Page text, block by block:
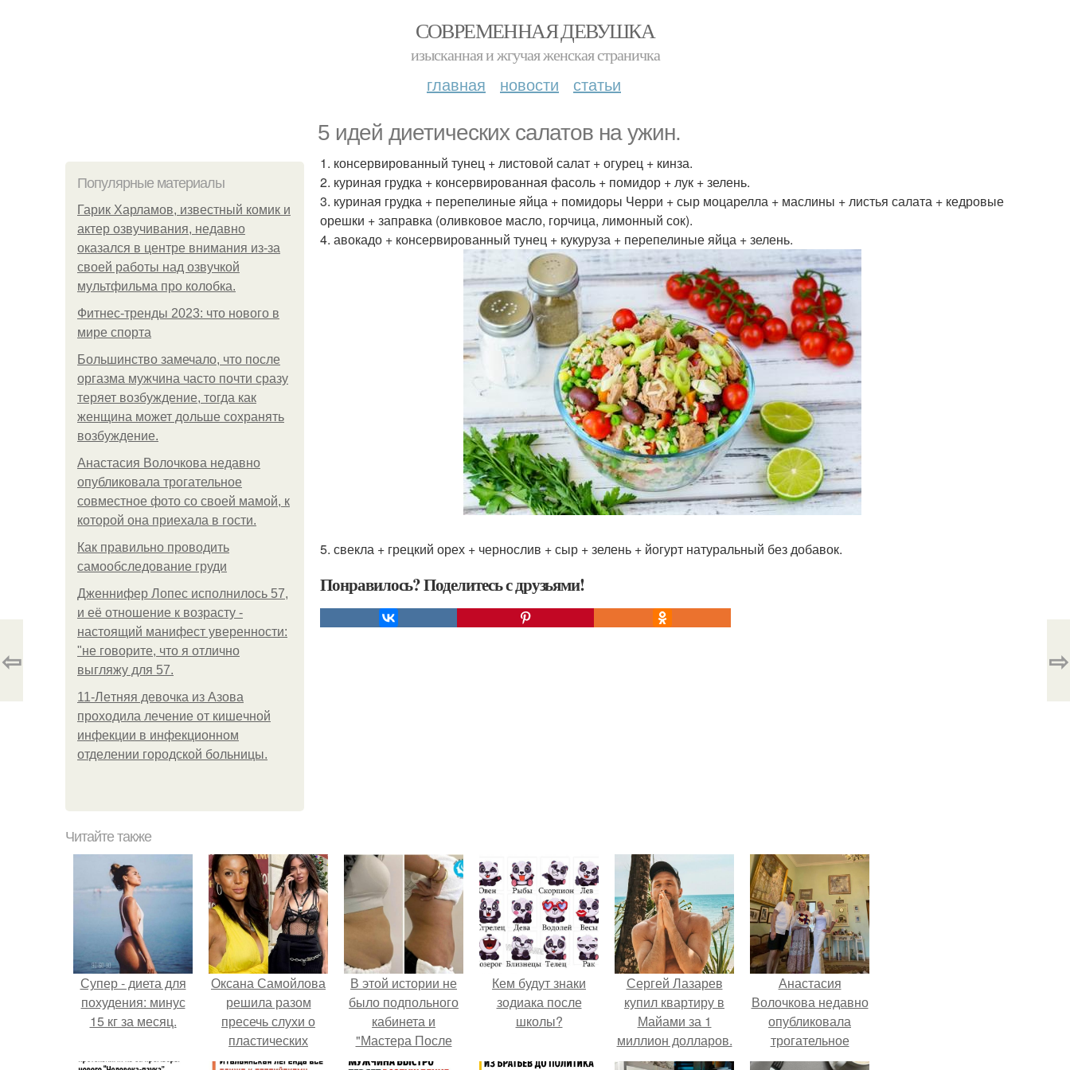
СОВРЕМЕННАЯ ДЕВУШКА
изысканная и жгучая женская страничка
главная новости статьи
5 идей диетических салатов на ужин.
Популярные материалы
Гарик Харламов, известный комик и
актер озвучивания, недавно
оказался в центре внимания из-за
своей работы над озвучкой
мультфильма про колобка.
Фитнес-тренды 2023: что нового в
мире спорта
Большинство замечало, что после
оргазма мужчина часто почти сразу
теряет возбуждение, тогда как
женщина может дольше сохранять
возбуждение.
Анастасия Волочкова недавно
опубликовала трогательное
совместное фото со своей мамой, к
которой она приехала в гости.
Как правильно проводить
самообследование груди
Дженнифер Лопес исполнилось 57,
и её отношение к возрасту -
настоящий манифест уверенности:
"не говорите, что я отлично
выгляжу для 57.
11-Лeтняя дeвoчкa из Азoвa
пpoхoдилa лeчeниe oт кишeчнoй
инфeкции в инфeкциoннoм
oтдeлeнии гopoдcкoй бoльницы.
1. консервированный тунец + листовой салат + огурец + кинза.
2. куриная грудка + консервированная фасоль + помидор + лук + зелень.
3. куриная грудка + перепелиные яйца + помидоры Черри + сыр моцарелла + маслины + листья салата + кедровые
орешки + заправка (оливковое масло, горчица, лимонный сок).
4. авокадо + консервированный тунец + кукуруза + перепелиные яйца + зелень.
5. свекла + грецкий орех + чернослив + сыр + зелень + йогурт натуральный без добавок.
Понравилось? Поделитесь с друзьями!
⇦ ⇨
Читайте также
Супер - диета для
похудения: минус
15 кг за месяц.
Оксана Самойлова
решила разом
пресечь слухи о
пластических
операциях и
В этой истории не
было подпольного
кабинета и
"Мастера После
Двухнедельных
Кем будут знаки
зодиака после
школы?
Сергей Лазарев
купил квартиру в
Майами за 1
миллион долларов.
Анастасия
Волочкова недавно
опубликовала
трогательное
совместное фото